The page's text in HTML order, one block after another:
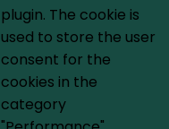
plugin. The cookie is
used to store the user
consent for the
cookies in the
category